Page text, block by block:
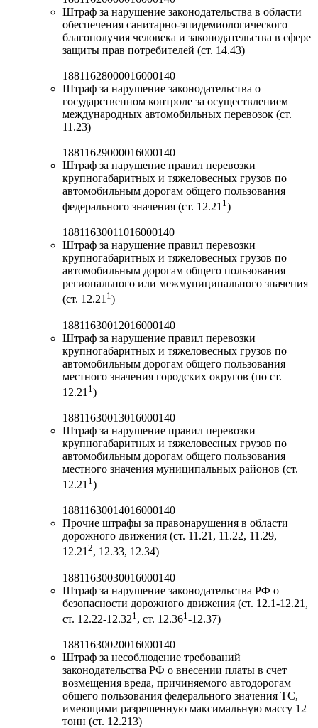
Штраф за нарушение законодательства в области
обеспечения санитарно-эпидемиологического
благополучия человека и законодательства в сфере
защиты прав потребителей (ст. 14.43)
18811628000016000140
Штраф за нарушение законодательства о
государственном контроле за осуществлением
международных автомобильных перевозок (ст.
11.23)
18811629000016000140
Штраф за нарушение правил перевозки
крупногабаритных и тяжеловесных грузов по
автомобильным дорогам общего пользования
федерального значения (ст. 12.21 1)
18811630011016000140
Штраф за нарушение правил перевозки
крупногабаритных и тяжеловесных грузов по
автомобильным дорогам общего пользования
регионального или межмуниципального значения
(ст. 12.211)
18811630012016000140
Штраф за нарушение правил перевозки
крупногабаритных и тяжеловесных грузов по
автомобильным дорогам общего пользования
местного значения городских округов (по ст.
12.21 1 )
18811630013016000140
Штраф за нарушение правил перевозки
крупногабаритных и тяжеловесных грузов по
автомобильным дорогам общего пользования
местного значения муниципальных районов (ст.
12.21 1)
18811630014016000140
Прочие штрафы за правонарушения в области
дорожного движения (ст. 11.21, 11.22, 11.29,
12.212, 12.33, 12.34)
18811630030016000140
Штраф за нарушение законодательства РФ о
безопасности дорожного движения (ст. 12.1-12.21,
ст. 12.22-12.321 , ст. 12.361 -12.37)
18811630020016000140
Штраф за несоблюдение требований
законодательства РФ о внесении платы в счет
возмещения вреда, причиняемого автодорогам
общего пользования федерального значения ТС,
имеющими разрешенную максимальную массу 12
тонн (ст. 12.213)